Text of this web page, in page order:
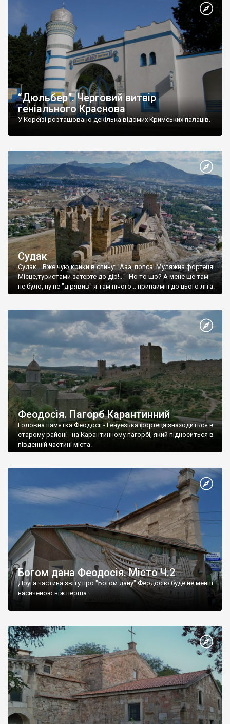
“Дюльбер”. Черговий витвір
геніального Краснова
У Кореїзі розташовано декілька відомих Кримських палаців.
Судак
Судак... Вже чую крики в спину: "Ааа, попса! Муляжна фортеця!
Місце,туристами затерте до дір!..." Но то шо? А мене ще там
не було, ну не "дірявив" я там нічого... принаймні до цього літа.
Феодосія. Пагорб Карантинний
Головна памятка Феодосії - Генуезька фортеця знаходиться в
старому районі - на Карантинному пагорбі, який підноситься в
південній частині міста.
Богом дана Феодосія. Місто Ч.2
Друга частина звіту про "Богом дану" Феодосію буде не менш
насиченою ніж перша.